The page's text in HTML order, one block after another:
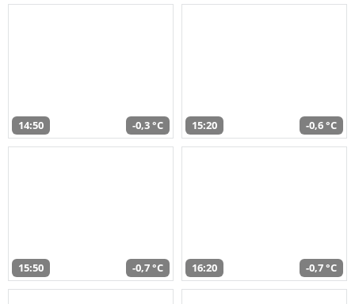
14:50 -0,3 °C 15:20 -0,6 °C
15:50 -0,7 °C 16:20 -0,7 °C